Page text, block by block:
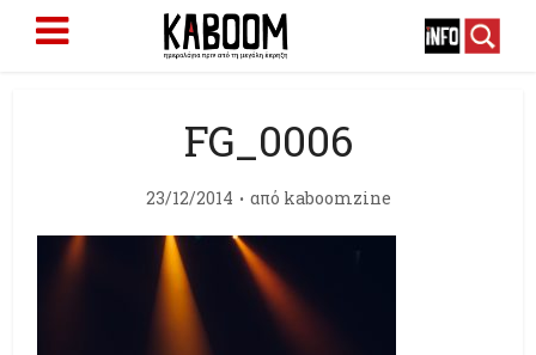
FG_0006
23/12/2014 από kaboomzine